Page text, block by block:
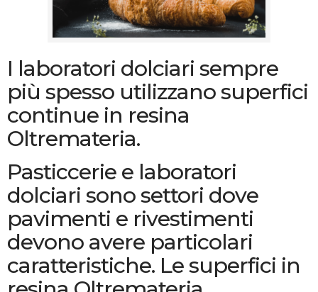
I laboratori dolciari sempre
più spesso utilizzano superfici
continue in resina
Oltremateria.
Pasticcerie e laboratori
dolciari sono settori dove
pavimenti e rivestimenti
devono avere particolari
caratteristiche. Le superfici in